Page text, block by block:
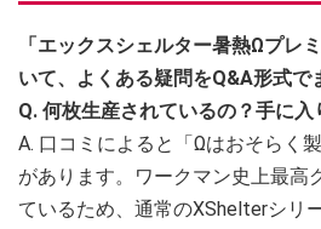
「エックスシェルター暑熱Ωプレ
いて、よくある疑問をQ&A形式で
Q. 何枚生産されているの？手に入
A. 口コミによると「Ωはおそらく
があります。ワークマン史上最高
ているため、通常のXShelterシリ